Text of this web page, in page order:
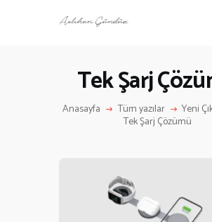
Tek Şarj
Anasayfa Tüm yazılar Yeni
Tek Şarj Çözümü
ANASAYFA
RÖPORTAJ
HAKKIMDA
İLETIŞIM